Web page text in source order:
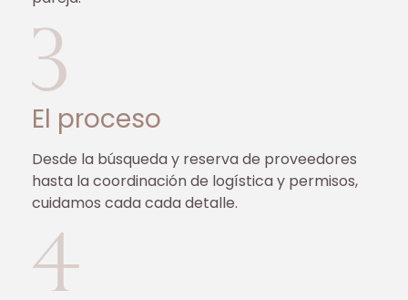
El proceso
Desde la búsqueda y reserva de proveedores
hasta la coordinación de logística y permisos,
cuidamos cada cada detalle.